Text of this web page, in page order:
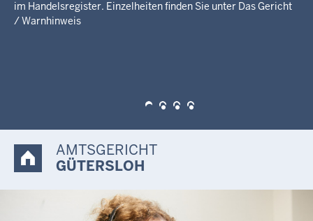
AMTSGERICHT
GÜTERSLOH